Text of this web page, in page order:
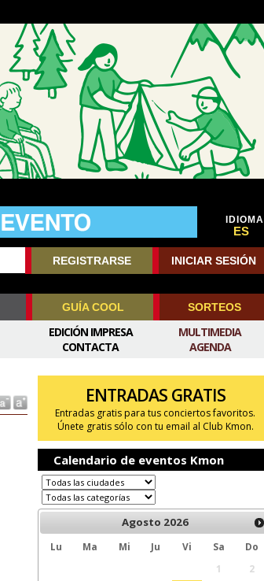
IDIOMA
ES
REGISTRARSE INICIAR SESIÓN
GUÍA COOL SORTEOS
MULTIMEDIA
AGENDA
EDICIÓN IMPRESA
CONTACTA
ENTRADAS GRATIS
Entradas gratis para tus conciertos favoritos.
Únete gratis sólo con tu email al Club Kmon.
Calendario de eventos Kmon
Agosto 2026
Lu Ma Mi Ju Vi Sa
Do
1
2